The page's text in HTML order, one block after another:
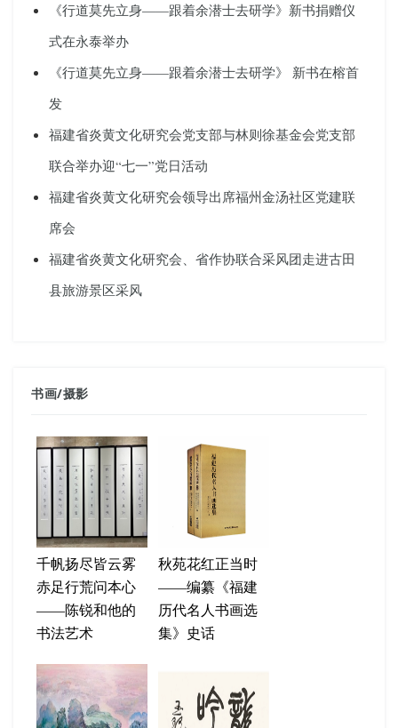
《行道莫先立身——跟着余潜士去研学》新书捐赠仪
式在永泰举办
《行道莫先立身——跟着余潜士去研学》 新书在榕首
发
福建省炎黄文化研究会党支部与林则徐基金会党支部
联合举办迎“七一”党日活动
福建省炎黄文化研究会领导出席福州金汤社区党建联
席会
福建省炎黄文化研究会、省作协联合采风团走进古田
县旅游景区采风
书画/摄影
千帆扬尽皆云雾
赤足行荒问本心
——陈锐和他的
书法艺术
秋苑花红正当时
——编纂《福建
历代名人书画选
集》史话